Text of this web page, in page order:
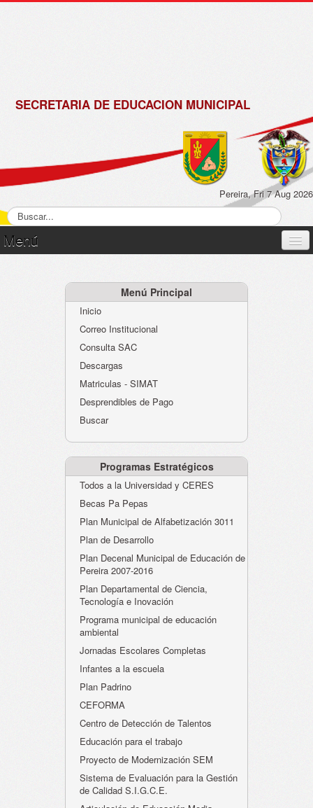
SECRETARIA DE EDUCACION MUNICIPAL
Pereira, Fri 7 Aug 2026
Menú
Atención al Ciudadano
Instituciones Educativas
Despacho Secretaría
Evaluación desempeño
Humano-Cesantías
Menú Principal
Inicio
Correo Institucional
Consulta SAC
Descargas
Matriculas - SIMAT
Desprendibles de Pago
Buscar
Programas Estratégicos
Todos a la Universidad y CERES
Becas Pa Pepas
Plan Municipal de Alfabetización 3011
Plan de Desarrollo
Plan Decenal Municipal de Educación de
Pereira 2007-2016
Plan Departamental de Ciencia,
Tecnología e Inovación
Programa municipal de educación
ambiental
Jornadas Escolares Completas
Infantes a la escuela
Plan Padrino
CEFORMA
Centro de Detección de Talentos
Educación para el trabajo
Proyecto de Modernización SEM
Sistema de Evaluación para la Gestión
de Calidad S.I.G.C.E.
de